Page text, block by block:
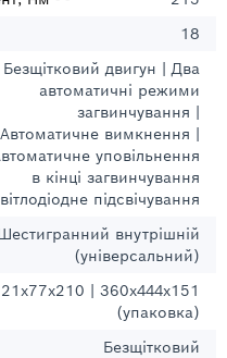
18
Безщітковий двигун | Два
автоматичні режими
загвинчування |
Автоматичне вимкнення |
уповільнення
в кінці загвинчування
підсвічування
внутрішній
(універсальний)
| 360х444х151
(упаковка)
Безщітковий